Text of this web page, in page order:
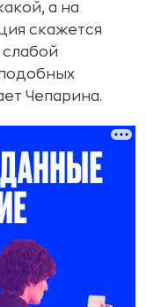
а на
скажется
слабой
Чепарина.